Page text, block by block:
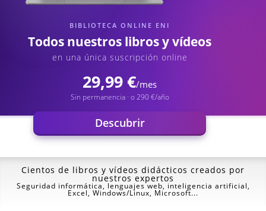
BIBLIOTECA ONLINE ENI
Todos nuestros libros y vídeos
en una única suscripción online
29,99 €/mes
Sin permanencia · o 290 €/año
Descubrir
Cientos de libros y vídeos didácticos creados por
nuestros expertos
Seguridad informática, lenguajes web, inteligencia artificial,
Excel, Windows/Linux, Microsoft...